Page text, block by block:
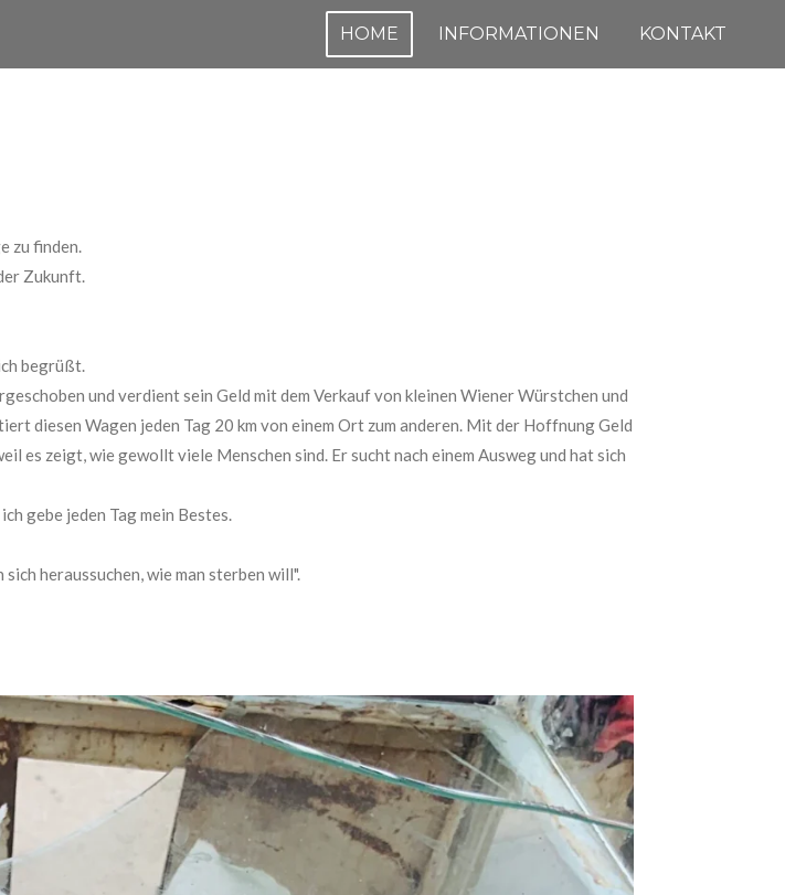
HOME INFORMATIONEN KONTAKT
zu finden.
Zukunft.
begrüßt.
und verdient sein Geld mit dem Verkauf von kleinen Wiener Würstchen und
diesen Wagen jeden Tag 20 km von einem Ort zum anderen. Mit der Hoffnung Geld
es zeigt, wie gewollt viele Menschen sind. Er sucht nach einem Ausweg und hat sich
gebe jeden Tag mein Bestes.
heraussuchen, wie man sterben will".